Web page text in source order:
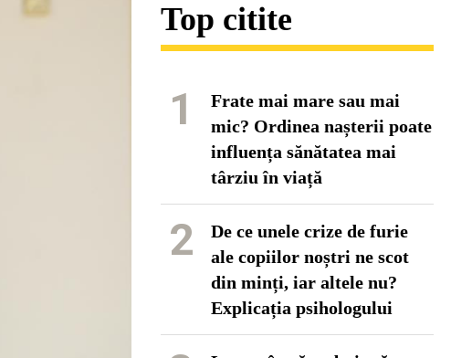
Top citite
1
Frate mai mare sau mai
mic? Ordinea nașterii poate
influența sănătatea mai
târziu în viață
2
De ce unele crize de furie
ale copiilor noștri ne scot
din minți, iar altele nu?
Explicația psihologului